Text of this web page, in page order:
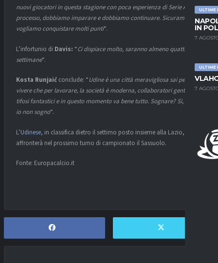
ULTIME
IN
7
ULTIME
7
nuovi giocatori in questa stagione con poca esperienza di Serie A, è un
processo, dobbiamo imparare e dobbiamo continuare. Sicuramente
vogliamo conquistare molti punti“.
L’infortunio di Davis: “Ci dispiace molto, saranno almeno quattro
settimane“.
Kosta Runjaić conclude: “Udine è una città meravigliosa sai per
vivere che per lavorare, la società è moderna, collaboratori gentili,
tifosi fantastici e in questo momento va bene tutto. Sognare? Sì, si può,
io non sogno“.
L’Udinese, in classifica dietro il settimo posto insieme alla Lazio,
affronterà nel prossimo turno di campionato il Sassuolo.
Fonte: Europacalcio.it